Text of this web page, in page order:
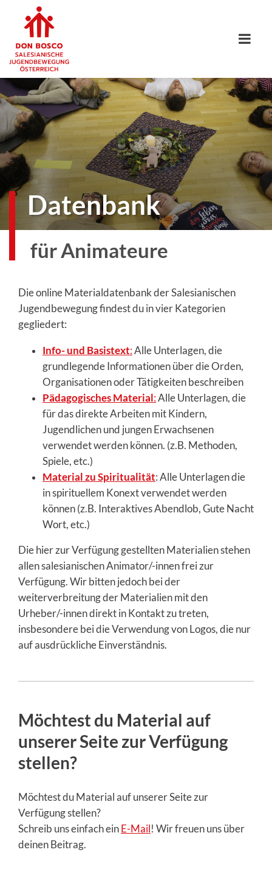
Datenbank
für Animateure
Die online Materialdatenbank der Salesianischen
Jugendbewegung findest du in vier Kategorien
gegliedert:
Info- und Basistext:Alle Unterlagen, die
grundlegende Informationen über die Orden,
Organisationen oder Tätigkeiten beschreiben
Pädagogisches Material:Alle Unterlagen, die
für das direkte Arbeiten mit Kindern,
Jugendlichen und jungen Erwachsenen
verwendet werden können. (z.B. Methoden,
Spiele, etc.)
Material zu Spiritualität: Alle Unterlagen die
in spirituellem Konext verwendet werden
können (z.B. Interaktives Abendlob, Gute Nacht
Wort, etc.)
Die hier zur Verfügung gestellten Materialien stehen
allen salesianischen Animator/-innen frei zur
Verfügung. Wir bitten jedoch bei der
weiterverbreitung der Materialien mit den
Urheber/-innen direkt in Kontakt zu treten,
insbesondere bei die Verwendung von Logos, die nur
auf ausdrückliche Einverständnis.
Möchtest du Material auf
unserer Seite zur Verfügung
stellen?
Möchtest du Material auf unserer Seite zur
Verfügung stellen?
Schreib uns einfach ein E-Mail ! Wir freuen uns über
deinen Beitrag.